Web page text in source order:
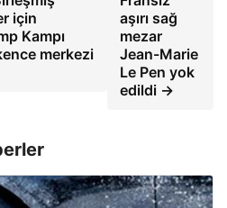
için
Kampı
merkezi
aşırı sağ
mezar
Jean-Marie
Le Pen yok
edildi →